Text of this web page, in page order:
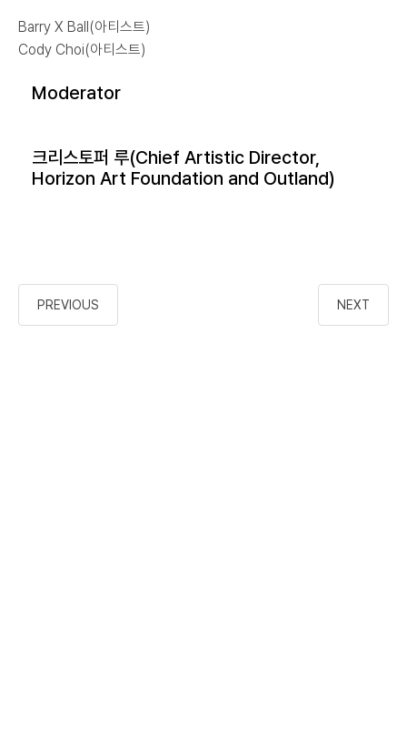
Barry X Ball(아티스트)
Cody Choi(아티스트)
Moderator
크리스토퍼 루(Chief Artistic Director,
Horizon Art Foundation and Outland)
PREVIOUS NEXT